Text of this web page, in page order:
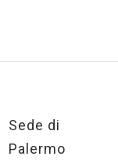
Sede di
Palermo